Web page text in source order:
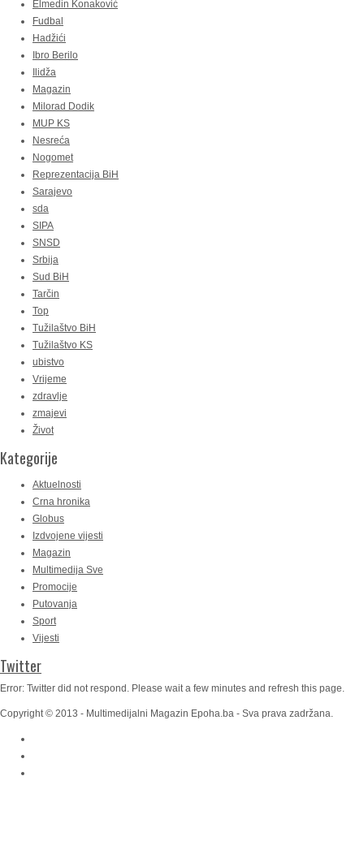
Elmedin Konaković
Fudbal
Hadžići
Ibro Berilo
Ilidža
Magazin
Milorad Dodik
MUP KS
Nesreća
Nogomet
Reprezentacija BiH
Sarajevo
sda
SIPA
SNSD
Srbija
Sud BiH
Tarčin
Top
Tužilaštvo BiH
Tužilaštvo KS
ubistvo
Vrijeme
zdravlje
zmajevi
Život
Kategorije
Aktuelnosti
Crna hronika
Globus
Izdvojene vijesti
Magazin
Multimedija Sve
Promocije
Putovanja
Sport
Vijesti
Twitter
Error: Twitter did not respond. Please wait a few minutes and refresh this page.
Copyright © 2013 - Multimedijalni Magazin Epoha.ba - Sva prava zadržana.